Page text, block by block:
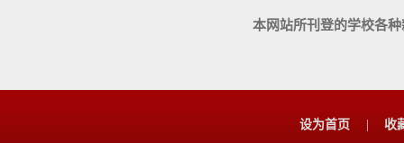
本网站所刊登的学校各
设为首页 | 收